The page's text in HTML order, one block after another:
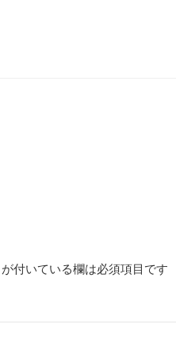
が付いている欄は必須項目です